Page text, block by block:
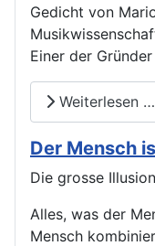
Gedicht von
Einer der
Weiterlesen …
Der Mensch
Die grosse
Alles, was der
Mensch